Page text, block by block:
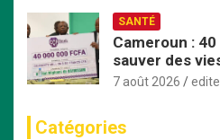
SANTÉ
Cameroun :
sauver des
Bafoussam
7 août 2026
Catégories